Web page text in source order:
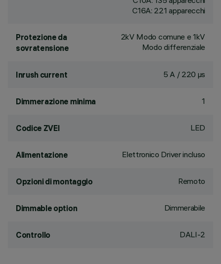
C16A: 221 apparecchi
Protezione da
sovratensione
2kV Modo comune e 1kV
Modo differenziale
Inrush current 5 A / 220 µs
Dimmerazione minima 1
Codice ZVEI LED
Alimentazione Elettronico Driver incluso
Opzioni di montaggio Remoto
Dimmable option Dimmerabile
Controllo DALI-2